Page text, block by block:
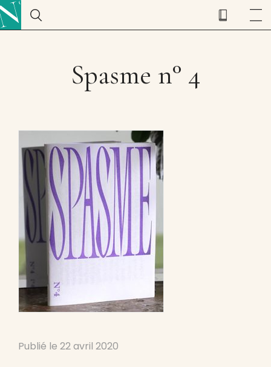
Spasme n° 4
Publié le 22 avril 2020